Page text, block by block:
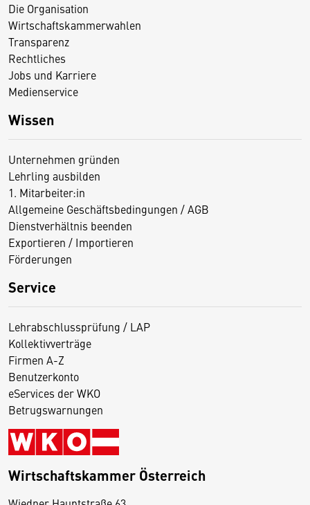
Die Organisation
Wirtschaftskammerwahlen
Transparenz
Rechtliches
Jobs und Karriere
Medienservice
Wissen
Unternehmen gründen
Lehrling ausbilden
1. Mitarbeiter:in
Allgemeine Geschäftsbedingungen / AGB
Dienstverhältnis beenden
Exportieren / Importieren
Förderungen
Service
Lehrabschlussprüfung / LAP
Kollektivverträge
Firmen A-Z
Benutzerkonto
eServices der WKO
Betrugswarnungen
Wirtschaftskammer Österreich